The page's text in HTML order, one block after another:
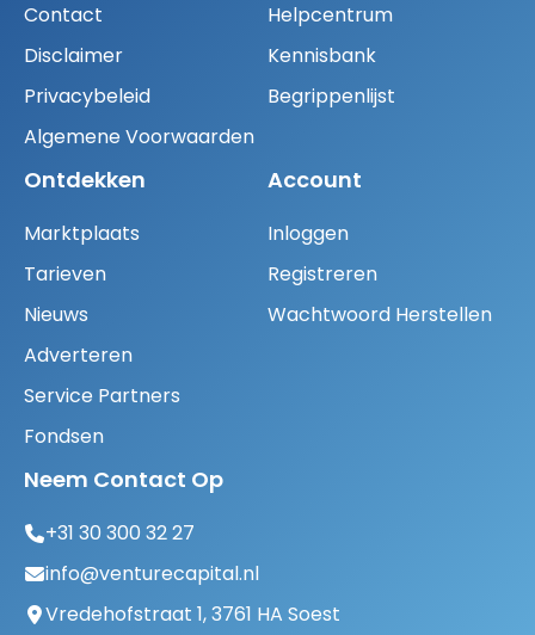
Contact
Disclaimer
Privacybeleid
Algemene Voorwaarden
Helpcentrum
Kennisbank
Begrippenlijst
Ontdekken
Marktplaats
Tarieven
Nieuws
Adverteren
Service Partners
Fondsen
Account
Inloggen
Registreren
Wachtwoord Herstellen
Neem Contact Op
+31 30 300 32 27
info@venturecapital.nl
Vredehofstraat 1, 3761 HA Soest